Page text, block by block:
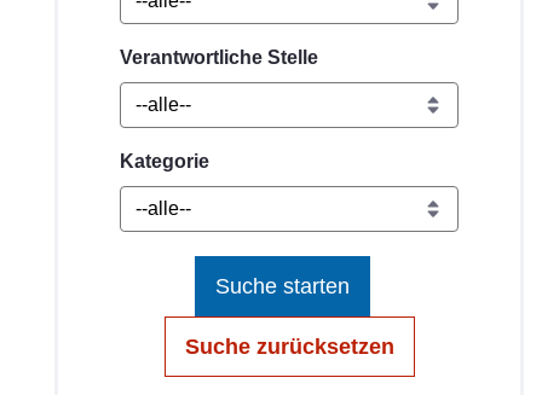
Verantwortliche Stelle
Kategorie
Suche starten
Suche zurücksetzen